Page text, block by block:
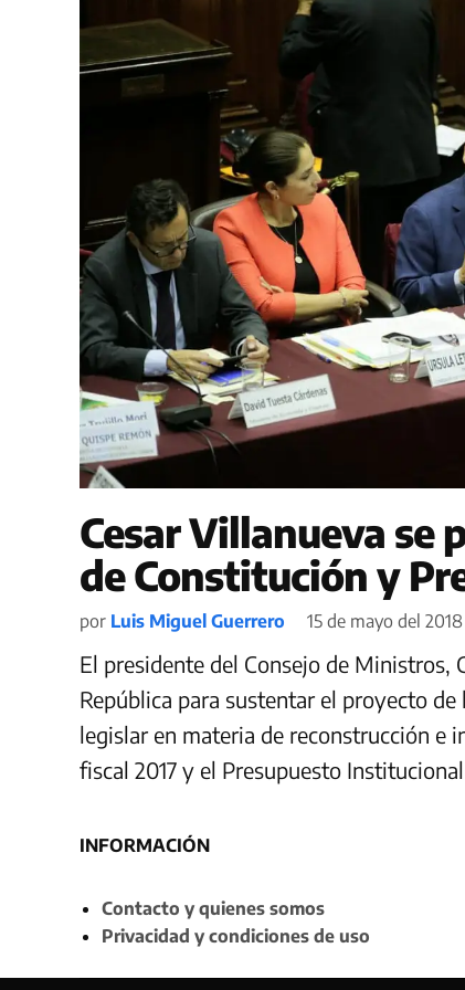
Cesar Villanueva se
de Constitución y
por Luis Miguel Guerrero 15 de mayo del
El presidente del Consejo de Ministros,
República para sustentar el proyecto
legislar en materia de reconstrucción e
fiscal 2017 y el Presupuesto
INFORMACIÓN
Contacto y quienes somos
Privacidad y condiciones de uso